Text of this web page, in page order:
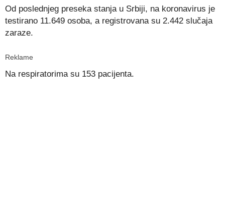
Od poslednjeg preseka stanja u Srbiji, na koronavirus je
testirano 11.649 osoba, a registrovana su 2.442 slučaja
zaraze.
Reklame
Na respiratorima su 153 pacijenta.